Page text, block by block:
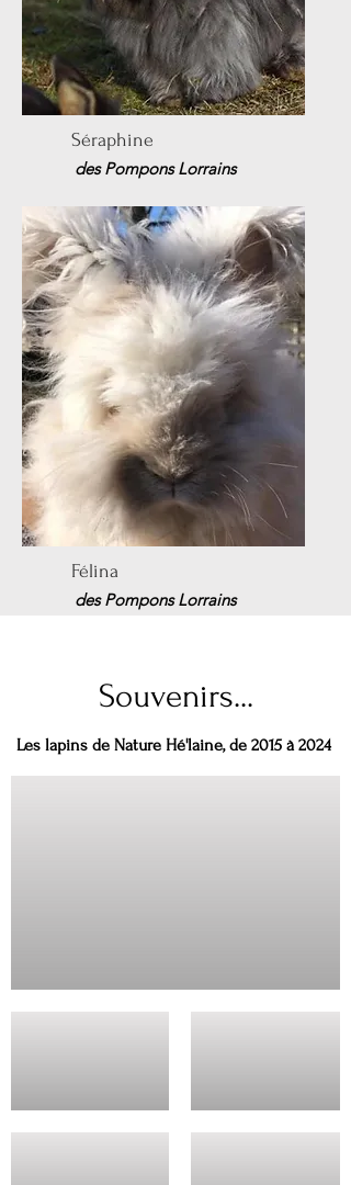
Séraphine
des Pompons Lorrains
Félina
des Pompons Lorrains
Souvenirs...
Les lapins de Nature Hé'laine, de 2015 à 2024